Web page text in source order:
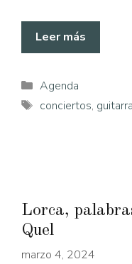
Leer más
Categorías
Agenda
Etiquetas
conciertos, guitarra
Lorca,
Quel
marzo 4, 2024